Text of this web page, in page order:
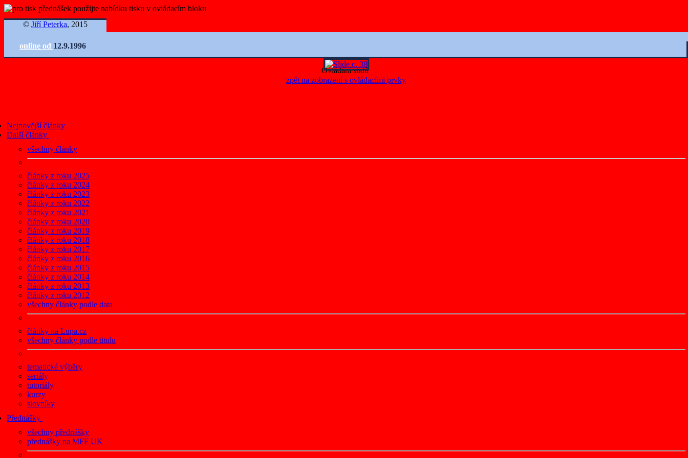
© Jiří Peterka, 2015
online od 12.9.1996
Ovládání slidů
Nejnovější články
Další články
všechny články
články z roku 2025
články z roku 2024
články z roku 2023
články z roku 2022
články z roku 2021
články z roku 2020
články z roku 2019
články z roku 2018
články z roku 2017
články z roku 2016
články z roku 2015
články z roku 2014
články z roku 2013
články z roku 2012
všechny články podle data
články na Lupa.cz
všechny články podle titulu
tematické výběry
seriály
tutoriály
kurzy
slovníky
Přednášky
všechny přednášky
přednášky na MFF UK
zpět na zobrazení s ovládacími prvky